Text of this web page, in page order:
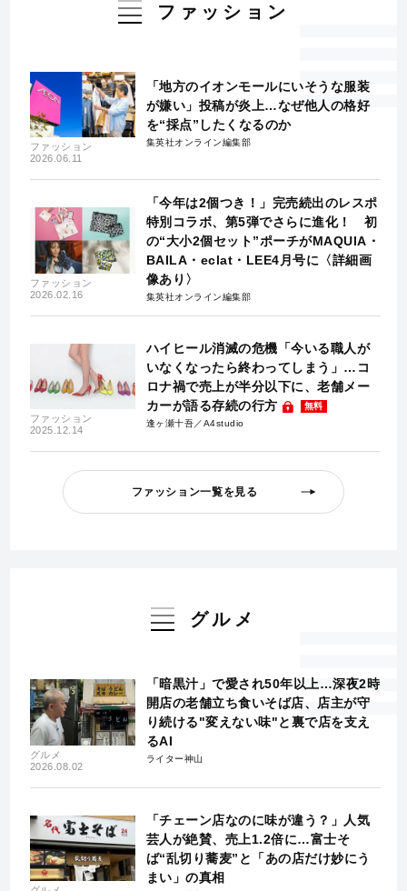
ファッション
ファッション
2026.06.11
「地方のイオンモールにいそうな服装
が嫌い」投稿が炎上…なぜ他人の格好
を“採点”したくなるのか
集英社オンライン編集部
ファッション
2026.02.16
「今年は2個つき！」完売続出のレスポ
特別コラボ、第5弾でさらに進化！ 初
の“大小2個セット”ポーチがMAQUIA・
BAILA・eclat・LEE4月号に〈詳細画
像あり〉
集英社オンライン編集部
ファッション
2025.12.14
ハイヒール消滅の危機「今いる職人が
いなくなったら終わってしまう」…コ
ロナ禍で売上が半分以下に、老舗メー
カーが語る存続の行方
無料
逢ヶ瀬十吾／A4studio
ファッション一覧を見る
グルメ
グルメ
2026.08.02
「暗黒汁」で愛され50年以上…深夜2時
開店の老舗立ち食いそば店、店主が守
り続ける"変えない味"と裏で店を支え
るAI
ライター神山
「チェーン店なのに味が違う？」人気
芸人が絶賛、売上1.2倍に…富士そ
ば“乱切り蕎麦”と「あの店だけ妙にう
まい」の真相